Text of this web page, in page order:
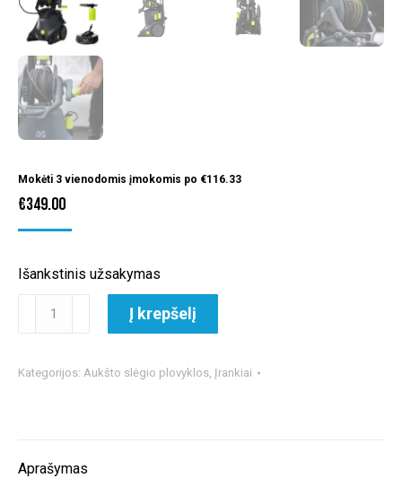
Mokėti 3 vienodomis įmokomis po €116.33
€349.00
Išankstinis užsakymas
produkto
Smart
plovykla
Į krepšelį
Kategorijos: Aukšto slėgio plovyklos, Įrankiai
Aprašymas